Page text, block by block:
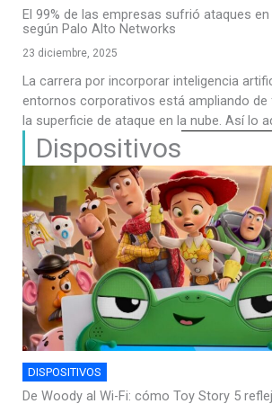
El 99% de las empresas sufrió ataques
según Palo Alto Networks
23 diciembre, 2025
La carrera por incorporar inteligencia
entornos corporativos está ampliando
la superficie de ataque en la nube. Así lo
Dispositivos
DISPOSITIVOS
De Woody al Wi-Fi: cómo Toy Story 5